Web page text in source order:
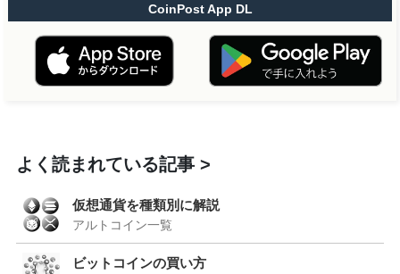
CoinPost App DL
よく読まれている記事
仮想通貨を種類別に解説
アルトコイン一覧
ビットコインの買い方